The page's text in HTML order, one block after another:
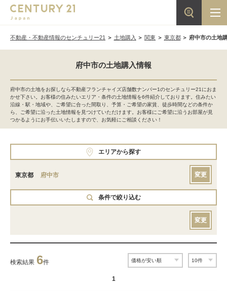
不動産・不動産情報のセンチュリー21 土地購入 関東 東京都 府中市の土地
府中市の土地購入情報
府中市の土地をお探しなら不動産フランチャイズ店舗数ナンバー1のセンチュリー21におま
かせ下さい。お客様の住みたいエリア・条件の土地情報を6件紹介しております。住みたい
沿線・駅・地域や、ご希望に合った間取り、予算・ご希望の家賃、徒歩時間などの条件か
ら、ご希望に沿った土地情報を見つけていただけます。お客様にご希望に沿うお部屋が見
つかるようにお手伝いいたしますので、お気軽にご相談ください！
エリアから探す
東京都 府中市 変更
条件で絞り込む
変更
検索結果 6件
1